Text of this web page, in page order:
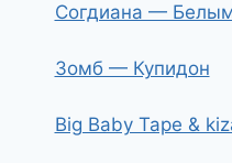
Согдиана —
Зомб — Купидон
Big Baby Tape &